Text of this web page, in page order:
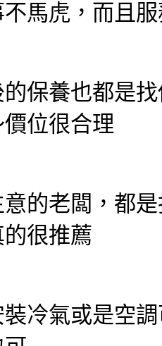
馬虎，而且
保養也都是
位很合理
的老闆，都
很推薦
冷氣或是空